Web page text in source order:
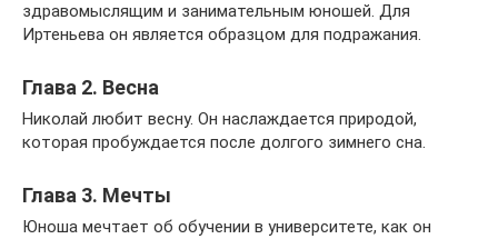
здравомыслящим и занимательным юношей. Для
Иртеньева он является образцом для подражания.
Глава 2. Весна
Николай любит весну. Он наслаждается природой,
которая пробуждается после долгого зимнего сна.
Глава 3. Мечты
Юноша мечтает об обучении в университете, как он